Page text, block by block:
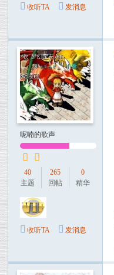
收听TA 发消息
呢喃的歌声
40
主题
265
回帖
0
精华
收听TA 发消息